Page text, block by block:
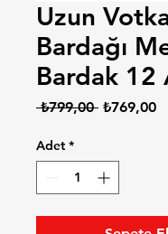
Uzun
Bardağı
Bardak 12
₺799,00 Normal
₺769,00
Adet *